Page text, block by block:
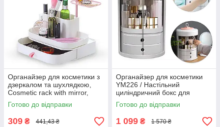
Органайзер для косметики з
дзеркалом та шухлядкою,
Cosmetic rack with mirror,
Рожевий / Настільний ящик-
органайзер
Готово до відправки
309 ₴ 441,43 ₴
Органайзер для косметики
YM226 / Настільний
циліндричний бокс для
косметичних засобів / Бьюті
шкатулка
Готово до відправки
1 099 ₴ 1 570 ₴